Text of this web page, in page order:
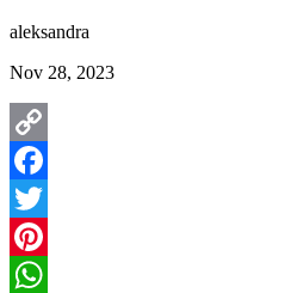
aleksandra
Nov 28, 2023
Copy
Link
Facebook
Twitter
Pinterest